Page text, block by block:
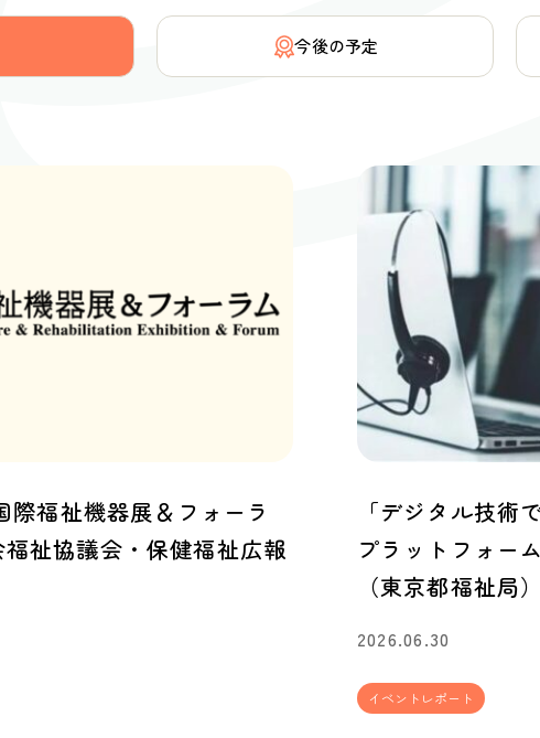
今後の予定
際福祉機器展＆フォーラ
祉協議会・保健福祉広報
「デジタル技術
プラットフォー
（東京都福祉局）
2026.06.30
イベントレポート